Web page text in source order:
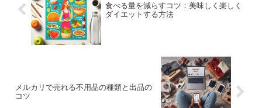
食べる量を減らすコツ：美味しく楽しく
ダイエットする方法
メルカリで売れる不用品の種類と出品の
コツ